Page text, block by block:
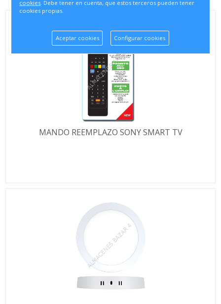
MANDO REEMPLAZO SONY SMART TV
cookies. Debe tener en cuenta, que estos terceros pueden tener
cookies propias.
Aceptar cookies Configurar cookies